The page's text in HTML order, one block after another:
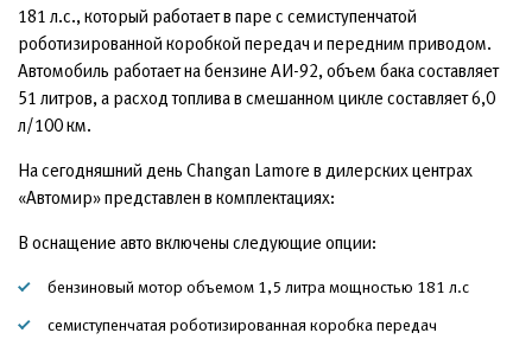
181 л.с., который работает в паре с семиступенчатой
роботизированной коробкой передач и передним приводом.
Автомобиль работает на бензине АИ-92, объем бака составляет
51 литров, а расход топлива в смешанном цикле составляет 6,0
л/100 км.
На сегодняшний день Changan Lamore в дилерских центрах
«Автомир» представлен в комплектациях:
В оснащение авто включены следующие опции:
бензиновый мотор объемом 1,5 литра мощностью 181 л.с
семиступенчатая роботизированная коробка передач